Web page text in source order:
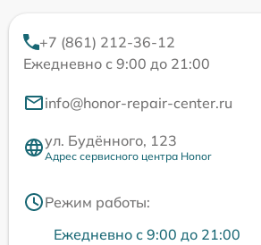
+7 (861) 212-36-12
Ежедневно с 9:00 до 21:00
info@honor-repair-center.ru
ул. Будённого, 123
Адрес сервисного центра Honor
Режим работы:
Ежедневно с 9:00 до 21:00